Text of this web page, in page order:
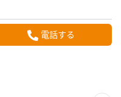
電話する